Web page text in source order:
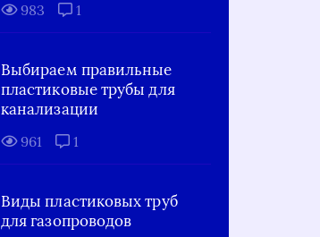
983 1
Выбираем правильные
пластиковые трубы для
канализации
961 1
Виды пластиковых труб
для газопроводов